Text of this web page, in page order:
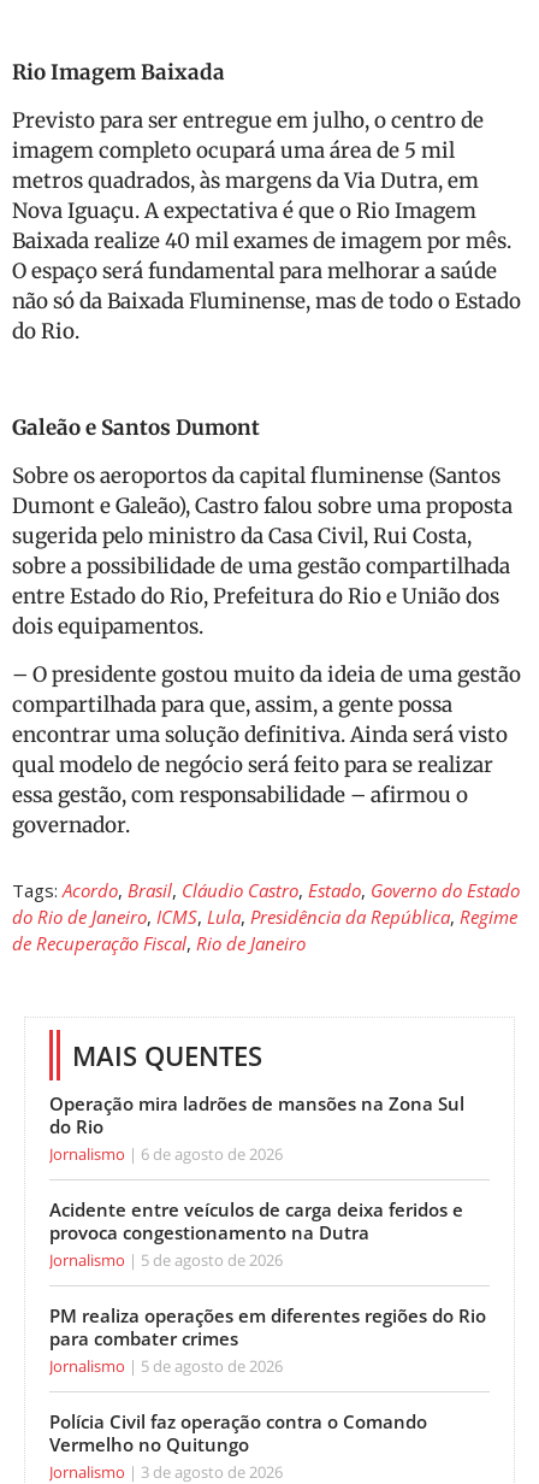
Rio Imagem Baixada
Previsto para ser entregue em julho, o centro de
imagem completo ocupará uma área de 5 mil
metros quadrados, às margens da Via Dutra, em
Nova Iguaçu. A expectativa é que o Rio Imagem
Baixada realize 40 mil exames de imagem por mês.
O espaço será fundamental para melhorar a saúde
não só da Baixada Fluminense, mas de todo o Estado
do Rio.
Galeão e Santos Dumont
Sobre os aeroportos da capital fluminense (Santos
Dumont e Galeão), Castro falou sobre uma proposta
sugerida pelo ministro da Casa Civil, Rui Costa,
sobre a possibilidade de uma gestão compartilhada
entre Estado do Rio, Prefeitura do Rio e União dos
dois equipamentos.
– O presidente gostou muito da ideia de uma gestão
compartilhada para que, assim, a gente possa
encontrar uma solução definitiva. Ainda será visto
qual modelo de negócio será feito para se realizar
essa gestão, com responsabilidade – afirmou o
governador.
Tags: Acordo, Brasil, Cláudio Castro, Estado, Governo do Estado
do Rio de Janeiro, ICMS, Lula, Presidência da República, Regime
de Recuperação Fiscal, Rio de Janeiro
MAIS QUENTES
Operação mira ladrões de mansões na Zona Sul
do Rio
Jornalismo 6 de agosto de 2026
Acidente entre veículos de carga deixa feridos e
provoca congestionamento na Dutra
Jornalismo 5 de agosto de 2026
PM realiza operações em diferentes regiões do Rio
para combater crimes
Jornalismo 5 de agosto de 2026
Polícia Civil faz operação contra o Comando
Vermelho no Quitungo
Jornalismo 3 de agosto de 2026